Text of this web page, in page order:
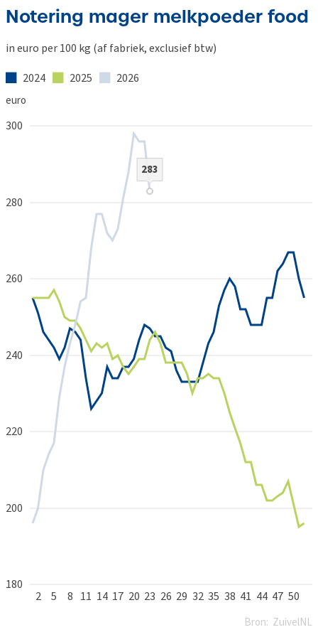
Notering mager melkpoeder food
in euro per 100 kg (af fabriek, exclusief btw)
euro
2024 2025 2026
50
47
44
41
38
35
32
29
26
23
20
17
14
11
8
5
2
180
200
220
240
260
280
300
Bron: ZuivelNL
283